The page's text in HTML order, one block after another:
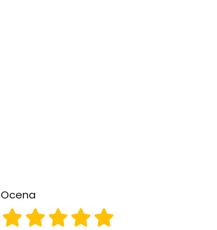
Ocena
Ocena 5
Ocena 4
Ocena 3
Ocena 2
Ocena 1